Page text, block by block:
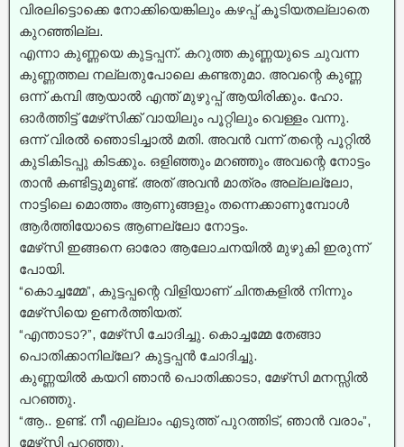
വിരലിട്ടൊക്കെ നോക്കിയെങ്കിലും കഴപ്പ് കൂടിയതല്ലാതെ
കുറഞ്ഞില്ല.
എന്നാ കുണ്ണയെ കുട്ടപ്പന്. കറുത്ത കുണ്ണയുടെ ചുവന്ന
കുണ്ണത്തല നല്ലതുപോലെ കണ്ടതുമാ. അവന്റെ കുണ്ണ
ഒന്ന് കമ്പി ആയാൽ എന്ത് മുഴുപ്പ് ആയിരിക്കും. ഹോ.
ഓർത്തിട്ട് മേഴ്‌സിക്ക് വായിലും പൂറ്റിലും വെള്ളം വന്നു.
ഒന്ന് വിരൽ ഞൊടിച്ചാൽ മതി. അവൻ വന്ന് തന്റെ പൂറ്റിൽ
കുടികിടപ്പു കിടക്കും. ഒളിഞ്ഞും മറഞ്ഞും അവന്റെ നോട്ടം
താൻ കണ്ടിട്ടുമുണ്ട്. അത് അവൻ മാത്രം അല്ലല്ലോ,
നാട്ടിലെ മൊത്തം ആണുങ്ങളും തന്നെക്കാണുമ്പോൾ
ആർത്തിയോടെ ആണല്ലോ നോട്ടം.
മേഴ്‌സി ഇങ്ങനെ ഓരോ ആലോചനയിൽ മുഴുകി ഇരുന്ന്
പോയി.
“കൊച്ചമ്മേ”, കുട്ടപ്പന്റെ വിളിയാണ് ചിന്തകളിൽ നിന്നും
മേഴ്‌സിയെ ഉണർത്തിയത്.
“എന്താടാ?”, മേഴ്‌സി ചോദിച്ചു. കൊച്ചമ്മേ തേങ്ങാ
പൊതിക്കാനില്ലേ? കുട്ടപ്പൻ ചോദിച്ചു.
കുണ്ണയിൽ കയറി ഞാൻ പൊതിക്കാടാ, മേഴ്‌സി മനസ്സിൽ
പറഞ്ഞു.
“ആ.. ഉണ്ട്. നീ എല്ലാം എടുത്ത് പുറത്തിട്, ഞാൻ വരാം”,
മേഴ്‌സി പറഞ്ഞു.